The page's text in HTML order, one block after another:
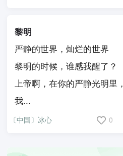
黎明
严静的世界，灿烂的世界
黎明的时候，谁感我醒了？
上帝啊，在你的严静光明里，
我...
〔中国〕冰心 0